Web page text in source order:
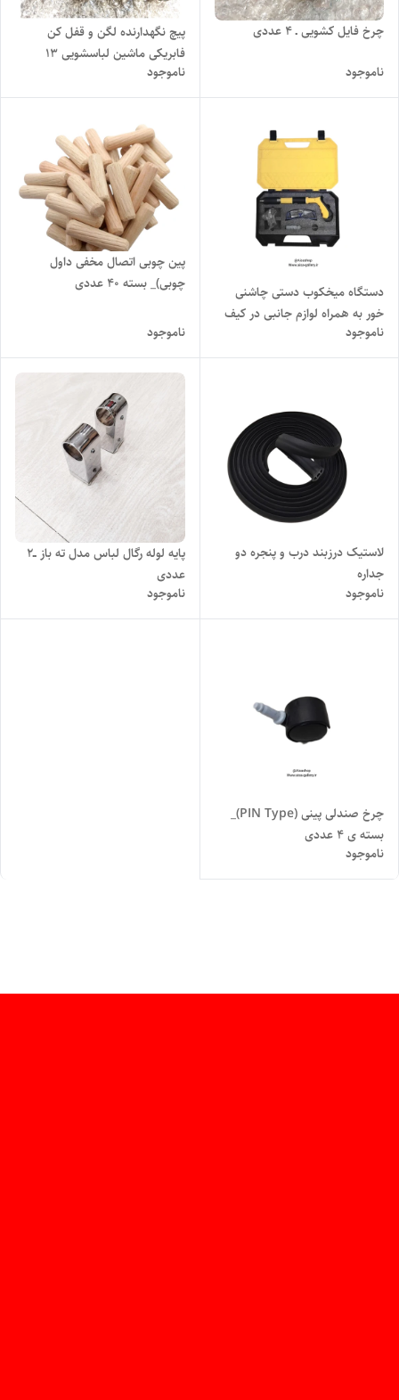
چرخ فایل کشویی ـ ۴ عددی
ناموجود
پیچ نگهدارنده لگن و قفل کن
فابریکی ماشین لباسشویی ۱۳
سانتی ــ ۴ عددی
ناموجود
دستگاه میخکوب دستی چاشنی
خور به همراه لوازم جانبی در کیف
مخصوص
ناموجود
پین چوبی اتصال مخفی داول
چوبی)_ بسته ۴۰ عددی
ناموجود
لاستیک درزبند درب و پنجره دو
جداره
ناموجود
پایه لوله رگال لباس مدل ته باز ــ۲
عددی
ناموجود
چرخ صندلی پینی (PIN Type)_
بسته ی ۴ عددی
ناموجود